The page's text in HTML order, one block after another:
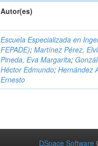
Autor(es)
Escuela Especializada en
FEPADE);Martínez Pérez,
Pineda, Eva Margarita;
Héctor Edmundo;Hernández
Ernesto
DSpace Software